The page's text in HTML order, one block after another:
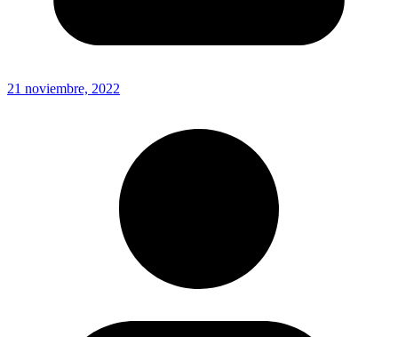
21 noviembre, 2022